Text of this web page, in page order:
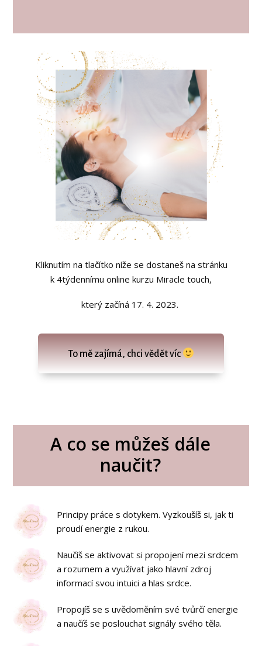
Kliknutím na tlačítko níže se dostaneš na stránku
k 4týdennímu online kurzu Miracle touch,
který začíná 17. 4. 2023.
To mě zajímá, chci vědět víc
A co se můžeš dále
naučit?
Principy práce s dotykem. Vyzkoušíš si, jak ti
proudí energie z rukou.
Naučíš se aktivovat si propojení mezi srdcem
a rozumem a využívat jako hlavní zdroj
informací svou intuici a hlas srdce.
Propojíš se s uvědoměním své tvůrčí energie
a naučíš se poslouchat signály svého těla.